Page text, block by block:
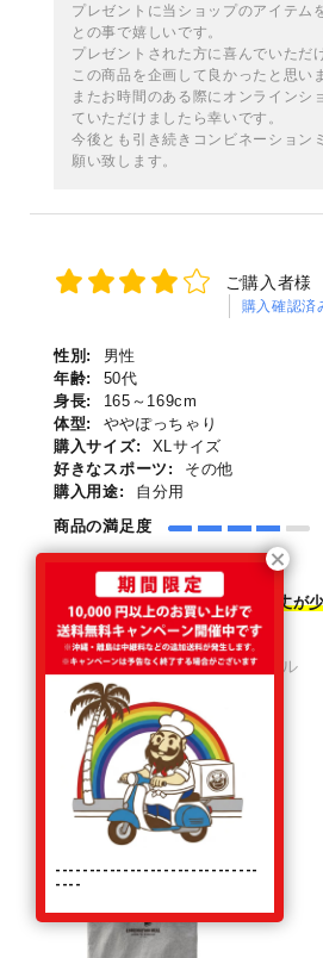
プレゼントに当ショップのアイテム
との事で嬉しいです。
プレゼントされた方に喜んでいただ
この商品を企画して良かったと思い
またお時間のある際にオンラインシ
ていただけましたら幸いです。
今後とも引き続きコンビネーション
願い致します。
ご購入者様
購入確認済
性別:
男性
年齢:
50代
身長:
165～169cm
体型:
ややぽっちゃり
購入サイズ:
XLサイズ
好きなスポーツ:
その他
購入用途:
自分用
商品の満足度
ちょっと大きい
Lサイズだといつも小さいけど
丈が
ます。
商品：コンビネーションミール
【期間限定販売アイテム】
初代タイガーマスク
THE FIRST TIGER MASK
コットンTシャツ
ヘザーグレー（サイズ：L）
------------------------------
----